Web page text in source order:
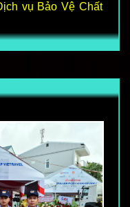
vụ Bảo Vệ Chất